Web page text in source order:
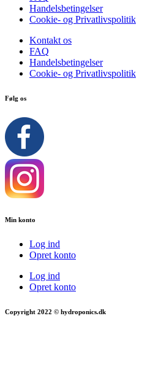
Handelsbetingelser
Cookie- og Privatlivspolitik
Kontakt os
FAQ
Handelsbetingelser
Cookie- og Privatlivspolitik
Følg os
Min konto
Log ind
Opret konto
Log ind
Opret konto
Copyright 2022 © hydroponics.dk